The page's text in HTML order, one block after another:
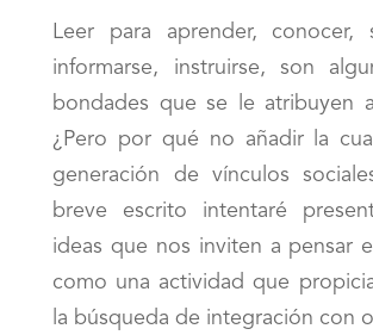
Leer para aprender, conocer,
informarse, instruirse, son
bondades que se le atribuyen
¿Pero por qué no añadir la
generación de vínculos
breve escrito intentaré
ideas que nos inviten a pensar
como una actividad que
la búsqueda de integración con